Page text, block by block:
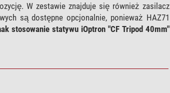
W zestawie znajduje się również zasilacz
są dostępne opcjonalnie, ponieważ HAZ71
stosowanie statywu iOptron "CF Tripod 40mm"